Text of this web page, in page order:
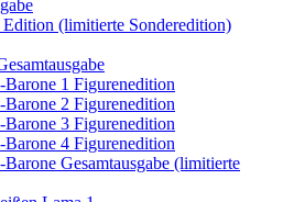
(limitierte Sonderedition)
1 Figurenedition
2 Figurenedition
3 Figurenedition
4 Figurenedition
Gesamtausgabe (limitierte